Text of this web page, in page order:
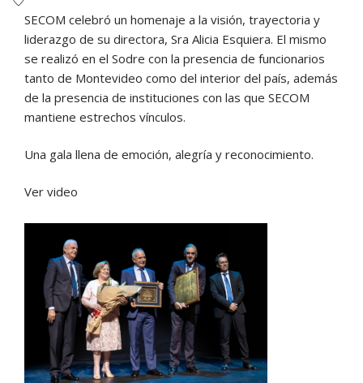
SECOM celebró un homenaje a la visión, trayectoria y
liderazgo de su directora, Sra Alicia Esquiera. El mismo
se realizó en el Sodre con la presencia de funcionarios
tanto de Montevideo como del interior del país, además
de la presencia de instituciones con las que SECOM
mantiene estrechos vínculos.
Una gala llena de emoción, alegría y reconocimiento.
Ver video